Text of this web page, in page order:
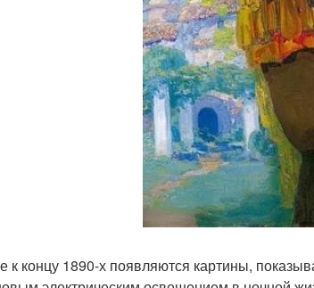
к концу 1890-х появляются картины,